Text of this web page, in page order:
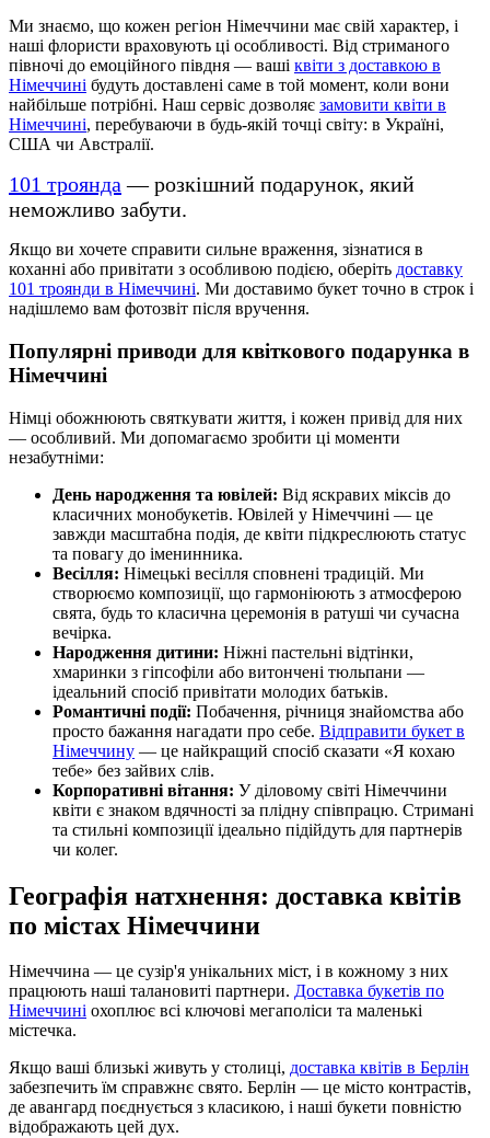
Ми знаємо, що кожен регіон Німеччини має свій характер, і
наші флористи враховують ці особливості. Від стриманого
півночі до емоційного півдня — ваші квіти з доставкою в
Німеччині будуть доставлені саме в той момент, коли вони
найбільше потрібні. Наш сервіс дозволяє замовити квіти в
Німеччині, перебуваючи в будь-якій точці світу: в Україні,
США чи Австралії.
101 троянда — розкішний подарунок, який
неможливо забути.
Якщо ви хочете справити сильне враження, зізнатися в
коханні або привітати з особливою подією, оберіть доставку
101 троянди в Німеччині. Ми доставимо букет точно в строк і
надішлемо вам фотозвіт після вручення.
Популярні приводи для квіткового подарунка в
Німеччині
Німці обожнюють святкувати життя, і кожен привід для них
— особливий. Ми допомагаємо зробити ці моменти
незабутніми:
День народження та ювілей: Від яскравих міксів до
класичних монобукетів. Ювілей у Німеччині — це
завжди масштабна подія, де квіти підкреслюють статус
та повагу до іменинника.
Весілля: Німецькі весілля сповнені традицій. Ми
створюємо композиції, що гармоніюють з атмосферою
свята, будь то класична церемонія в ратуші чи сучасна
вечірка.
Народження дитини: Ніжні пастельні відтінки,
хмаринки з гіпсофіли або витончені тюльпани —
ідеальний спосіб привітати молодих батьків.
Романтичні події: Побачення, річниця знайомства або
просто бажання нагадати про себе. Відправити букет в
Німеччину — це найкращий спосіб сказати «Я кохаю
тебе» без зайвих слів.
Корпоративні вітання: У діловому світі Німеччини
квіти є знаком вдячності за плідну співпрацю. Стримані
та стильні композиції ідеально підійдуть для партнерів
чи колег.
Географія натхнення: доставка квітів
по містах Німеччини
Німеччина — це сузір'я унікальних міст, і в кожному з них
працюють наші талановиті партнери. Доставка букетів по
Німеччині охоплює всі ключові мегаполіси та маленькі
містечка.
Якщо ваші близькі живуть у столиці, доставка квітів в Берлін
забезпечить їм справжнє свято. Берлін — це місто контрастів,
де авангард поєднується з класикою, і наші букети повністю
відображають цей дух.